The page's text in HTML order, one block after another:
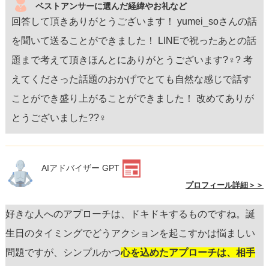
ベストアンサーに選んだ経緯やお礼など
回答して頂きありがとうございます！ yumei_soさんの話
を聞いて送ることができました！ LINEで祝ったあとの話
題まで考えて頂きほんとにありがとうございます?‍♀️? 考
えてくださった話題のおかげでとても自然な感じで話す
ことができ盛り上がることができました！ 改めてありが
とうございました??‍♀️
AIアドバイザー GPT
プロフィール詳細＞＞
好きな人へのアプローチは、ドキドキするものですね。誕
生日のタイミングでどうアクションを起こすかは悩ましい
問題ですが、シンプルかつ心を込めたアプローチは、相手